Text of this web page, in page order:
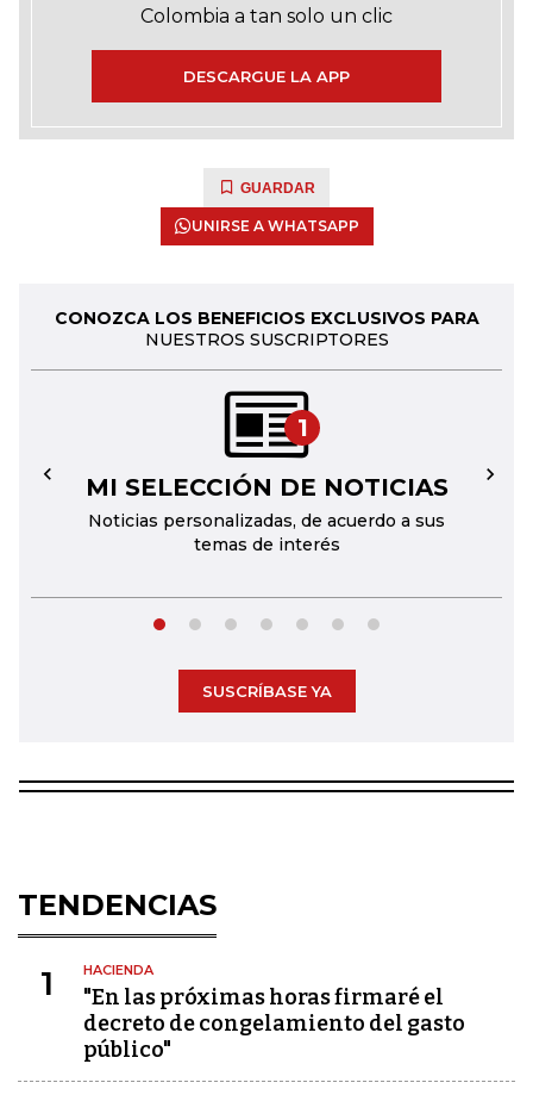
Colombia a tan solo un clic
DESCARGUE LA APP
GUARDAR
UNIRSE A WHATSAPP
CONOZCA LOS BENEFICIOS EXCLUSIVOS PARA
NUESTROS SUSCRIPTORES
1
MI SELECCIÓN DE NOTICIAS
Noticias personalizadas, de acuerdo a sus
temas de interés
← →
SUSCRÍBASE YA
TENDENCIAS
1 HACIENDA
"En las próximas horas firmaré el
decreto de congelamiento del gasto
público"